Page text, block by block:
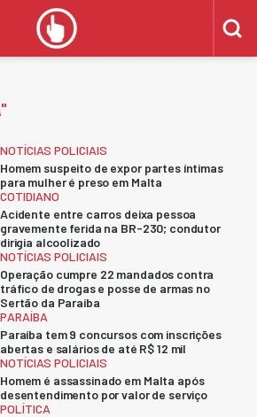
"
NOTÍCIAS POLICIAIS
Homem suspeito de expor partes íntimas
para mulher é preso em Malta
COTIDIANO
Acidente entre carros deixa pessoa
gravemente ferida na BR-230; condutor
dirigia alcoolizado
NOTÍCIAS POLICIAIS
Operação cumpre 22 mandados contra
tráfico de drogas e posse de armas no
Sertão da Paraíba
PARAÍBA
Paraíba tem 9 concursos com inscrições
abertas e salários de até R$ 12 mil
NOTÍCIAS POLICIAIS
Homem é assassinado em Malta após
desentendimento por valor de serviço
POLÍTICA